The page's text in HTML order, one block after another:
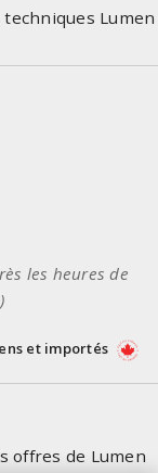
techniques Lumen
les heures de
et importés
offres de Lumen